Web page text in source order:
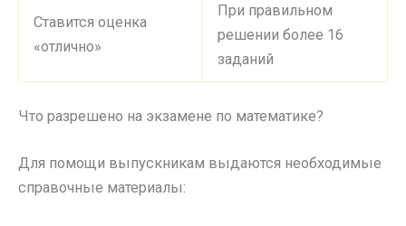
Ставится оценка
«отлично»
При правильном
решении более 16
заданий
Что разрешено на экзамене по математике?
Для помощи выпускникам выдаются необходимые
справочные материалы: